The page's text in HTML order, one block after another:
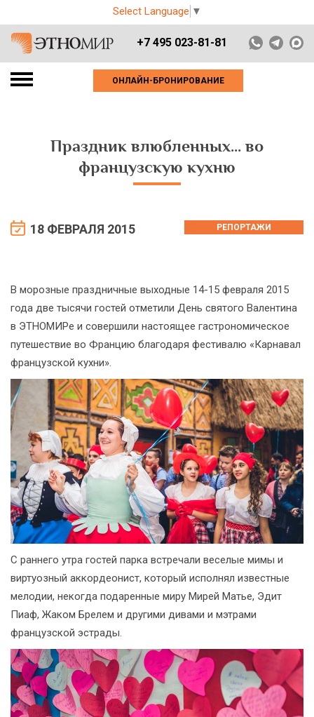
Select Language ▼
+7 495 023-81-81
ОНЛАЙН-БРОНИРОВАНИЕ
Праздник влюбленных... во
французскую кухню
18 ФЕВРАЛЯ 2015 РЕПОРТАЖИ
В морозные праздничные выходные 14-15 февраля 2015
года две тысячи гостей отметили День святого Валентина
в ЭТНОМИРе и совершили настоящее гастрономическое
путешествие во Францию благодаря фестивалю «Карнавал
французской кухни».
С раннего утра гостей парка встречали веселые мимы и
виртуозный аккордеонист, который исполнял известные
мелодии, некогда подаренные миру Мирей Матье, Эдит
Пиаф, Жаком Брелем и другими дивами и мэтрами
французской эстрады.